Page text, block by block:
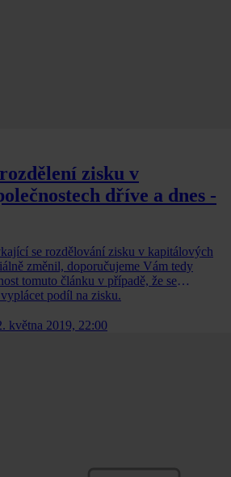
zisku v
dříve a dnes -
se rozdělování zisku v kapitálových
změnil, doporučujeme Vám tedy
tomuto článku v případě, že se
podíl na zisku.
května 2019, 22:00